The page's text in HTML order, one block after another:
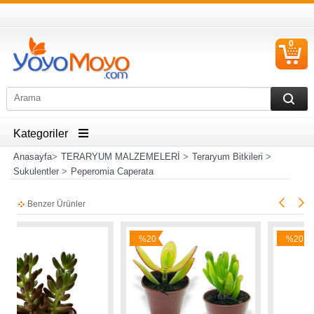
0
Kategoriler
Anasayfa> TERARYUM MALZEMELERİ > Teraryum Bitkileri >
Sukulentler> Peperomia Caperata
Benzer Ürünler